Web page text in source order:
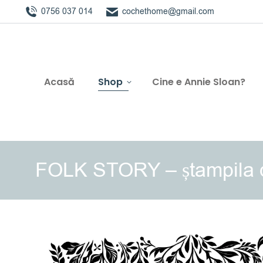
0756 037 014 cochethome@gmail.com
Acasă Shop Cine e Annie Sloan?
FOLK STORY –